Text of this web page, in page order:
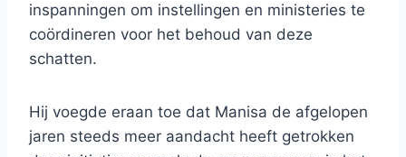
inspanningen om instellingen en ministeries te
coördineren voor het behoud van deze
schatten.
Hij voegde eraan toe dat Manisa de afgelopen
jaren steeds meer aandacht heeft getrokken